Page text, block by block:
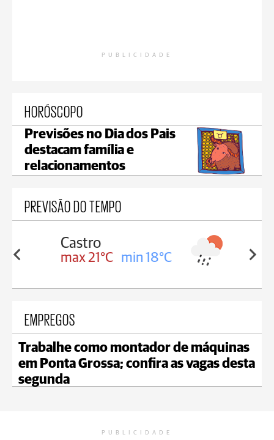
PUBLICIDADE
HORÓSCOPO
Previsões no Dia dos Pais
destacam família e
relacionamentos
PREVISÃO DO TEMPO
18°C max 20°C min 18°C
EMPREGOS
Trabalhe como montador de máquinas
em Ponta Grossa; confira as vagas desta
segunda
PUBLICIDADE